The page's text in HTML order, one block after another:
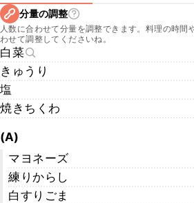
分量の調整
人数に合わせて分量を調整できます。料理の時間
わせて調整してくださいね。
白菜
きゅうり
塩
焼きちくわ
(A)
マヨネーズ
練りからし
白すりごま